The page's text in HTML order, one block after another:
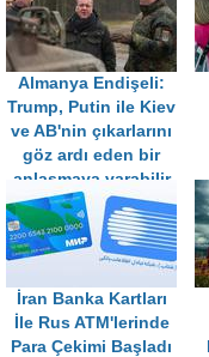
Almanya Endişeli:
Trump, Putin ile Kiev
ve AB'nin çıkarlarını
göz ardı eden bir
anlaşmaya varabilir
İran Banka Kartları
İle Rus ATM'lerinde
Para Çekimi Başladı